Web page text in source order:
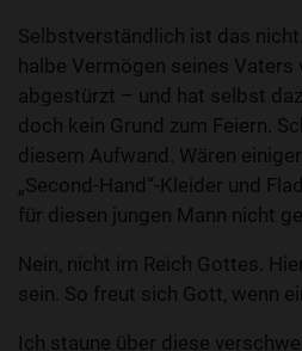
Selbstverständlich ist das
halbe Vermögen seines
abgestürzt – und hat selbst
doch kein Grund zum Feiern.
diesem Aufwand. Wären
„Second-Hand“-Kleider und
für diesen jungen Mann nicht
Nein, nicht im Reich Gottes.
sein. So freut sich Gott, wenn
Ich staune über diese